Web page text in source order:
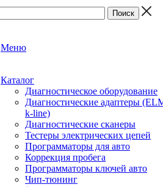
Меню
Каталог
Диагностическое оборудование
Диагностические адаптеры
k-line)
Диагностические сканеры
Тестеры электрических цепей
Программаторы для авто
Коррекция пробега
Программаторы ключей авто
Чип-тюнинг